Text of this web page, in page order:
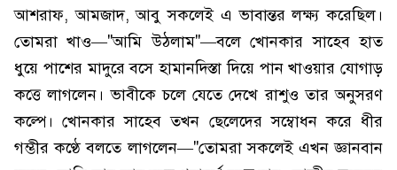
আশরাফ, আমজাদ, আবু সকলেই এ ভাবান্তর লক্ষ্য করেছিল।
তোমরা খাও—"আমি উঠলাম"—বলে খোনকার সাহেব হাত
ধুয়ে পাশের মাদুরে বসে হামানদিস্তা দিয়ে পান খাওয়ার যোগাড়
কত্তে লাগলেন। ভাবীকে চলে যেতে দেখে রাশুও তার অনুসরণ
কল্পে। খোনকার সাহেব তখন ছেলেদের সম্বোধন করে ধীর
গম্ভীর কণ্ঠে বলতে লাগলেন—"তোমরা সকলেই এখন জ্ঞানবান